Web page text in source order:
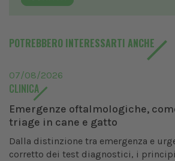
POTREBBERO INTERESSARTI ANCHE
07/08/2026
CLINICA
Emergenze oftalmologiche,
triage in cane e gatto
Dalla distinzione tra emergenza e
corretto dei test diagnostici, i